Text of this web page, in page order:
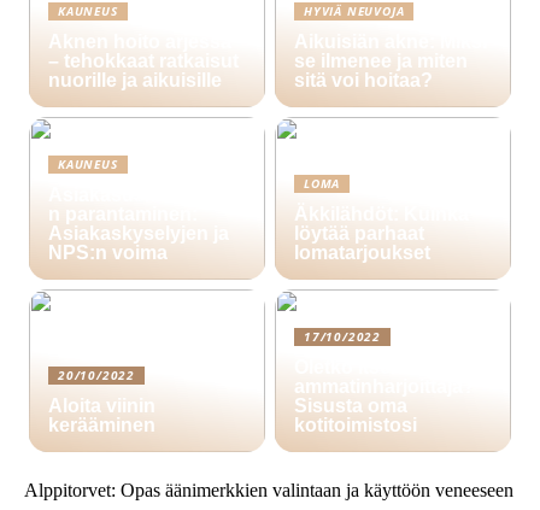
KAUNEUS
Aknen hoito arjessa
– tehokkaat ratkaisut
nuorille ja aikuisille
HYVIÄ NEUVOJA
Aikuisiän akne: Miksi
se ilmenee ja miten
sitä voi hoitaa?
KAUNEUS
n parantaminen:
Asiakaskyselyjen ja
NPS:n voima
LOMA
Äkkilähdöt: Kuinka
löytää parhaat
lomatarjoukset
20/10/2022
Aloita viinin
kerääminen
17/10/2022
ammatinharjoittaja?
Sisusta oma
kotitoimistosi
Alppitorvet: Opas äänimerkkien valintaan ja käyttöön veneeseen